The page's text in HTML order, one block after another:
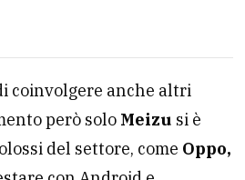
coinvolgere anche altri
però solo Meizu si è
del settore, come Oppo,